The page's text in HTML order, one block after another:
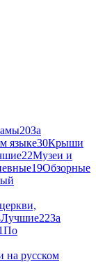
20За
языке30Крыши
22Музеи и
19Обзорные
Лучшие22За
По
на русском